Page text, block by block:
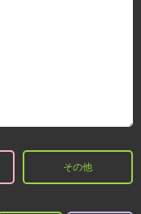
その他